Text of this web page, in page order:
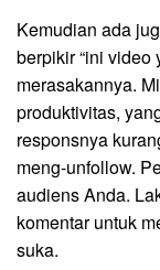
Kemudian ada
berpikir “ini video
merasakannya.
produktivitas,
responsnya
meng-unfollow.
audiens Anda.
komentar untuk
suka.